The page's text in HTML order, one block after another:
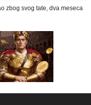
zbog svog tate, dva meseca